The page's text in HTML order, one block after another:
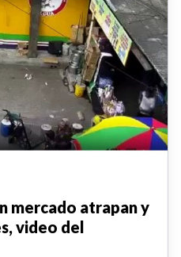
mercado atrapan y
video del